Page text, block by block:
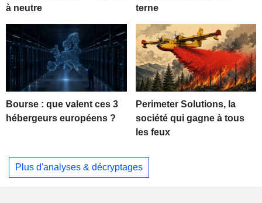
à neutre
terne
Bourse : que valent ces 3
hébergeurs européens ?
Perimeter Solutions, la
société qui gagne à tous
les feux
Plus d'analyses & décryptages